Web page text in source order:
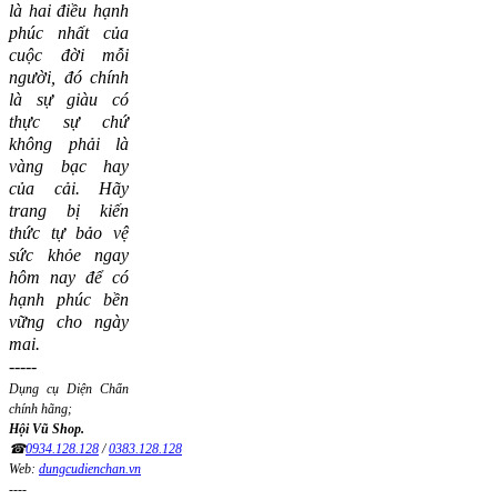
là hai điều hạnh
phúc nhất của
cuộc đời mỗi
người, đó chính
là sự giàu có
thực sự chứ
không phải là
vàng bạc hay
của cải. Hãy
trang bị kiến
thức tự bảo vệ
sức khỏe ngay
hôm nay để có
hạnh phúc bền
vững cho ngày
mai.
-----
Dụng cụ Diện Chẩn
chính hãng;
Hội Vũ Shop.
☎0934.128.128/0383.128.128
Web: dungcudienchan.vn
----